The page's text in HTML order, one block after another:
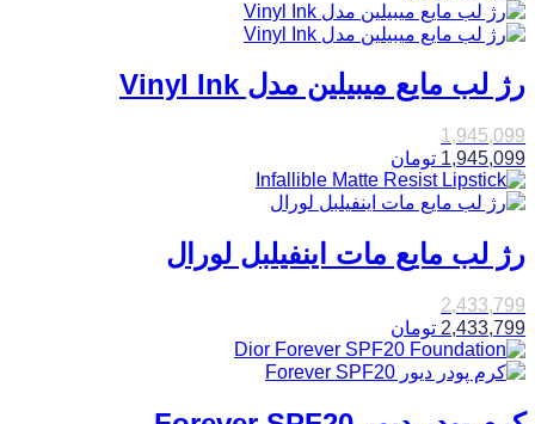
رژ لب مایع میبیلین مدل Vinyl Ink
1,945,099
1,945,099 تومان
رژ لب مایع مات اینفیلبل لورال
2,433,799
2,433,799 تومان